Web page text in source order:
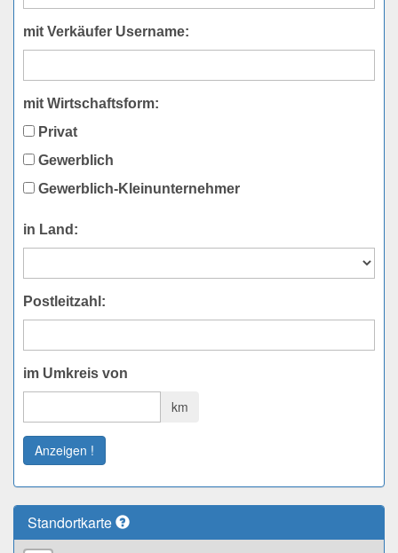
mit Verkäufer Username:
mit Wirtschaftsform:
Privat
Gewerblich
Gewerblich-Kleinunternehmer
in Land:
Postleitzahl:
im Umkreis von
km
Anzeigen !
Standortkarte